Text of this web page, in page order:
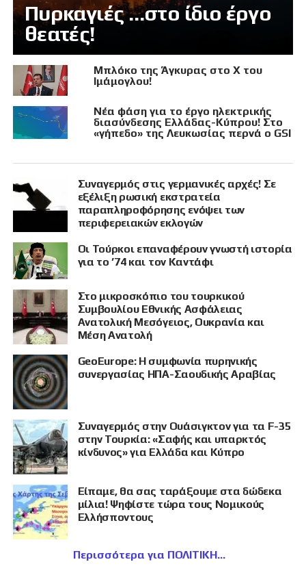
Πυρκαγιές …στο ίδιο έργο
θεατές!
Μπλόκο της Άγκυρας στο X του
Ιμάμογλου!
Νέα φάση για το έργο ηλεκτρικής
διασύνδεσης Ελλάδας-Κύπρου! Στο
«γήπεδο» της Λευκωσίας περνά ο GSI
Συναγερμός στις γερμανικές αρχές! Σε
εξέλιξη ρωσική εκστρατεία
παραπληροφόρησης ενόψει των
περιφερειακών εκλογών
Οι Τούρκοι επαναφέρουν γνωστή ιστορία
για το ’74 και τον Καντάφι
Στο μικροσκόπιο του τουρκικού
Συμβουλίου Εθνικής Ασφάλειας
Ανατολική Μεσόγειος, Ουκρανία και
Μέση Ανατολή
GeoEurope: Η συμφωνία πυρηνικής
συνεργασίας ΗΠΑ-Σαουδικής Αραβίας
Συναγερμός στην Ουάσιγκτον για τα F-35
στην Τουρκία: «Σαφής και υπαρκτός
κίνδυνος» για Ελλάδα και Κύπρο
Είπαμε, θα σας ταράξουμε στα δώδεκα
μίλια! Ψηφίστε τώρα τους Νομικούς
Ελλήσποντους
Περισσότερα για ΠΟΛΙΤΙΚΗ